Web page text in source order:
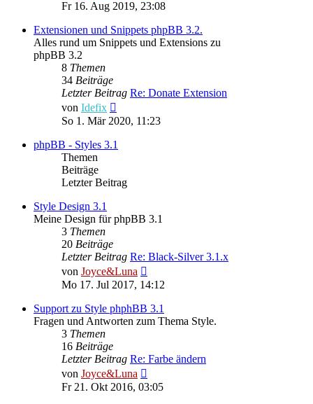
Beitrag
Fr 16. Aug 2019, 23:08
Extensionen und Snippets phpBB 3.2.
Alles rund um Snippets und Extensions zu
phpBB 3.2
8 Themen
34 Beiträge
Letzter Beitrag Re: Donate Extension
von Idefix
Beitrag
So 1. Mär 2020, 11:23
phpBB - Styles 3.1
Themen
Beiträge
Letzter Beitrag
Style Design 3.1
Meine Design für phpBB 3.1
3 Themen
20 Beiträge
Letzter Beitrag Re: Black-Silver 3.1.x
von Joyce&Luna
Beitrag
Mo 17. Jul 2017, 14:12
Support zu Style phphBB 3.1
Fragen und Antworten zum Thema Style.
3 Themen
16 Beiträge
Letzter Beitrag Re: Farbe ändern
von Joyce&Luna
Beitrag
Fr 21. Okt 2016, 03:05